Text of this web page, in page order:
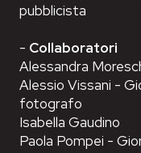
pubblicista
- Collaboratori
Alessandra
Alessio Vissani -
fotografo
Isabella Gaudino
Paola Pompei -